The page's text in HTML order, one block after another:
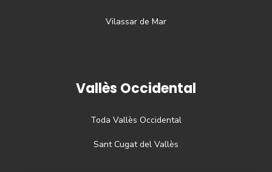
Vilassar de Mar
Vallès Occidental
Toda Vallès Occidental
Sant Cugat del Vallès